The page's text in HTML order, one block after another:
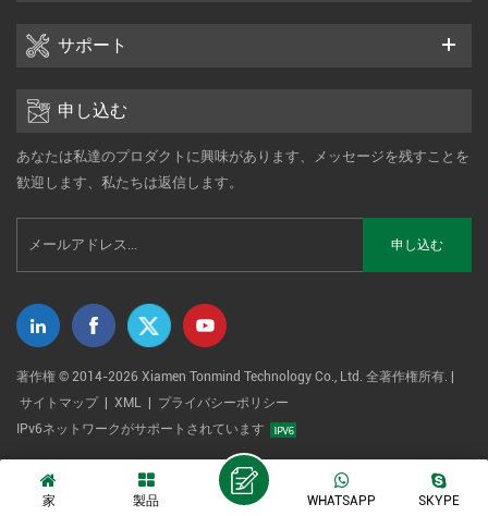
サポート
申し込む
あなたは私達のプロダクトに興味があります、メッセージを残すことを
歓迎します、私たちは返信します。
著作権 © 2014-2026 Xiamen Tonmind Technology Co., Ltd. 全著作権所有. |
サイトマップ | XML | プライバシーポリシー
IPv6ネットワークがサポートされています
家 製品 SKYPE
WHATSAPP